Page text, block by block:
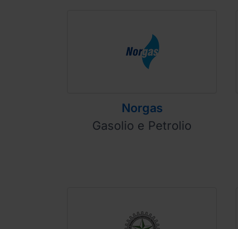
Norgas
Gasolio e Petrolio